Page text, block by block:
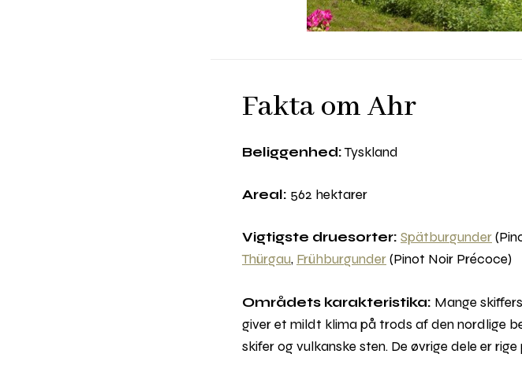
Fakta om Ahr
Beliggenhed:Tyskland
Areal: 562 hektarer
Vigtigste druesorter: Spätburgunder
Thürgau, Frühburgunder(Pinot Noir Précoce)
Områdets karakteristika: Mange
giver et mildt klima på trods af den nordlige
skifer og vulkanske sten. De øvrige dele er rige